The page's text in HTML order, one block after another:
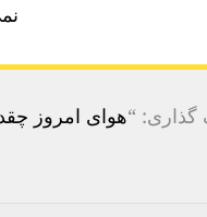
گذاری: “هوای امروز چقدر